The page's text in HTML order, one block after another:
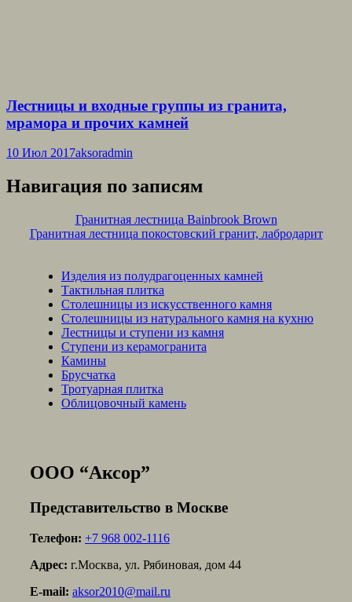
Лестницы и входные группы из гранита,
мрамора и прочих камней
10 Июл 2017aksoradmin
Навигация по записям
Гранитная лестница Bainbrook Brown
Гранитная лестница покостовский гранит, лабродарит
Изделия из полудрагоценных камней
Тактильная плитка
Столешницы из искусственного камня
Столешницы из натурального камня на кухню
Лестницы и ступени из камня
Ступени из керамогранита
Камины
Брусчатка
Тротуарная плитка
Облицовочный камень
ООО “Аксор”
Представительство в Москве
Телефон: +7 968 002-1116
Адрес: г.Москва, ул. Рябиновая, дом 44
E-mail: aksor2010@mail.ru